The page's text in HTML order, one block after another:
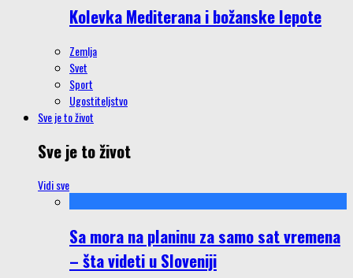
Kolevka Mediterana i božanske lepote
Zemlja
Svet
Sport
Ugostiteljstvo
Sve je to život
Sve je to život
Vidi sve
Sa mora na planinu za samo sat vremena
– šta videti u Sloveniji